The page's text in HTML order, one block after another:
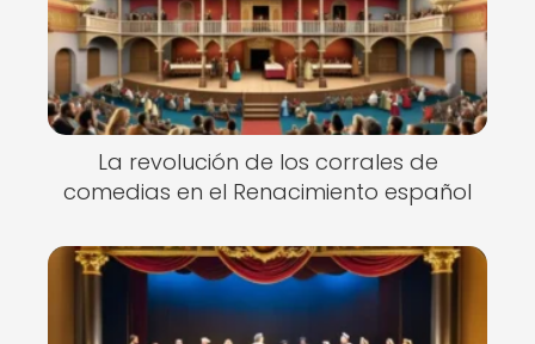
La revolución de los corrales de
comedias en el Renacimiento español